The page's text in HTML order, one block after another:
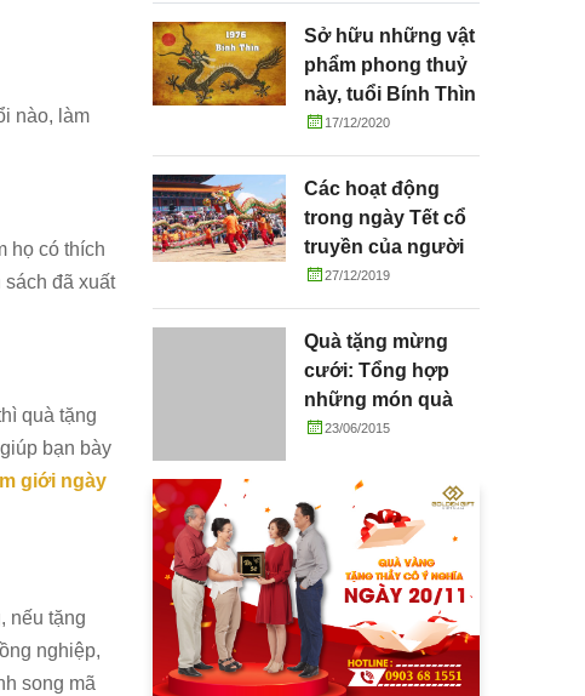
nào, làm
họ có thích
đã xuất
quà tặng
bạn bày
giới ngày
nếu tặng
nghiệp,
song mã
Sở hữu những vật
phẩm phong thuỷ
này, tuổi Bính Thìn
hưởng lộc dồi dào
17/12/2020
Các hoạt động
trong ngày Tết cổ
truyền của người
Việt27/12/2019
Quà tặng mừng
cưới: Tổng hợp
những món quà
tặng cô dâu chú rể
23/06/2015